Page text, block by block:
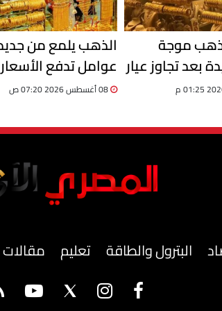
موجة
بعد تجاوز عيار عوامل تدفع الأسعار
للصعود.. تقرير
08 أغسطس 2026 07:20 ص
البترول والطاقة تعليم مقالات